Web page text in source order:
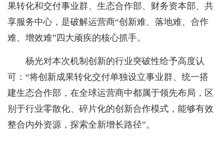
果转化和交付事业群、生态合作部、财务资本部、共
享服务中心，是破解运营商“创新难、落地难、合作
难、增效难”四大顽疾的核心抓手。
杨光对本次机制创新的行业突破性给予高度认
可：“将创新成果转化交付单独设立事业群、统一搭
建生态合作部，在全球运营商中都属于领先布局，区
别于行业零散化、碎片化的创新合作模式，能够有效
整合内外资源，探索全新增长路径”。